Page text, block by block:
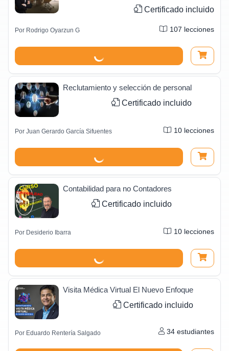
Certificado incluido
Por Rodrigo Oyarzun G 107 lecciones
Reclutamiento y selección de personal
Certificado incluido
Por Juan Gerardo García Sifuentes 10 lecciones
Contabilidad para no Contadores
Certificado incluido
Por Desiderio Ibarra 10 lecciones
Visita Médica Virtual El Nuevo Enfoque
Certificado incluido
Por Eduardo Rentería Salgado 34 estudiantes